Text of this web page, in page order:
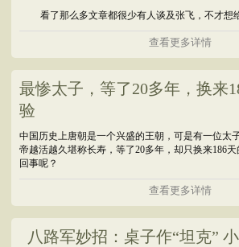
看了那么多文章都很少有人谈及张飞，不才想
查看更多详情
最惨太子，等了20多年，换来
验
中国历史上唐朝是一个兴盛的王朝，可是有一位太
帝越活越久堪称长寿，等了20多年，却只换来186
回事呢？
查看更多详情
八路军妙招：桌子作“坦克”